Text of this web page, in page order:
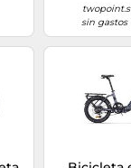
M (170-185
sin gastos